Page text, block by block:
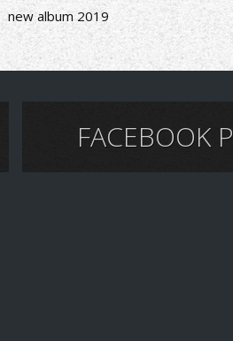
new album 2019
FACEBOOK